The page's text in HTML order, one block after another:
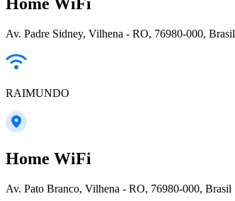
Home WiFi
Av. Padre Sidney, Vilhena - RO, 76980-000, Brasil
RAIMUNDO
Home WiFi
Av. Pato Branco, Vilhena - RO, 76980-000, Brasil